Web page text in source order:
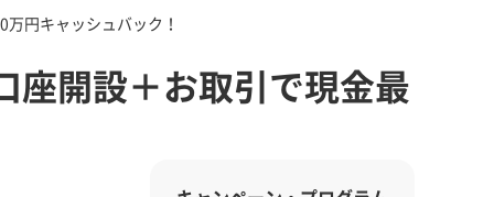
円キャッシュバック！
座開設＋お取引で現金最